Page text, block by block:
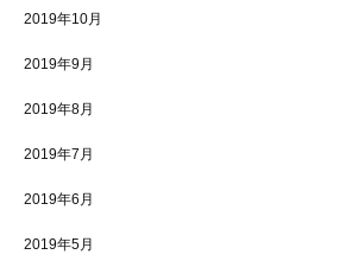
2019年10月
2019年9月
2019年8月
2019年7月
2019年6月
2019年5月